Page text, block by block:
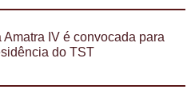
IV é convocada para
do TST